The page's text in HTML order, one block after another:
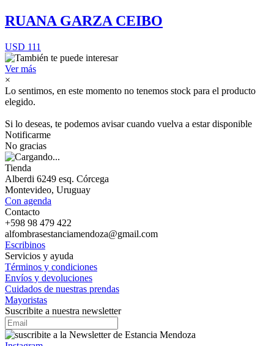
RUANA GARZA CEIBO
USD 111
Ver más
×
Lo sentimos, en este momento no tenemos stock para el producto
elegido.
Si lo deseas, te podemos avisar cuando vuelva a estar disponible
Notificarme
No gracias
Tienda
Alberdi 6249 esq. Córcega
Montevideo, Uruguay
Con agenda
Contacto
+598 98 479 422
alfombrasestanciamendoza@gmail.com
Escribinos
Servicios y ayuda
Términos y condiciones
Envíos y devoluciones
Cuidados de nuestras prendas
Mayoristas
Suscribite a nuestra newsletter